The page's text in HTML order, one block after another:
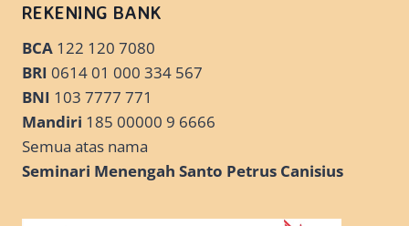
REKENING BANK
BCA 122 120 7080
BRI 0614 01 000 334 567
BNI 103 7777 771
Mandiri 185 00000 9 6666
Semua atas nama
Seminari Menengah Santo Petrus Canisius